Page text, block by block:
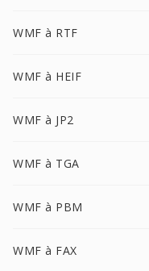
WMF à RTF
WMF à HEIF
WMF à JP2
WMF à TGA
WMF à PBM
WMF à FAX